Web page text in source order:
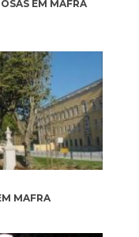
EM MAFRA
MAFRA